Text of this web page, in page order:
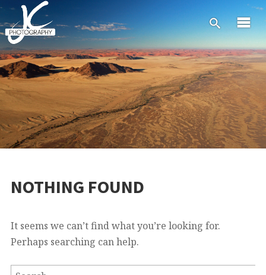
NOTHING FOUND
It seems we can’t find what you’re looking for.
Perhaps searching can help.